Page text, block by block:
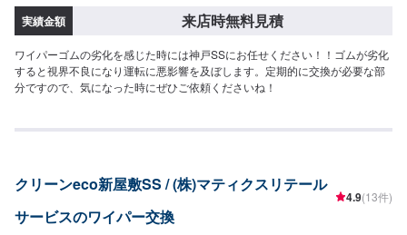
実績金額 来店時無料見積
ワイパーゴムの劣化を感じた時には神戸SSにお任せください！！ゴムが劣化
すると視界不良になり運転に悪影響を及ぼします。定期的に交換が必要な部
分ですので、気になった時にぜひご依頼くださいね！
クリーンeco新屋敷SS / (株)マティクスリテール
サービスのワイパー交換
4.9(13件)